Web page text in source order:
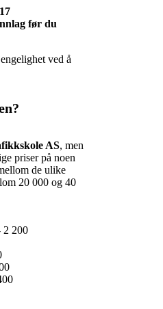
før du
ved å
AS, men
priser på noen
de ulike
20 000 og 40
2 200